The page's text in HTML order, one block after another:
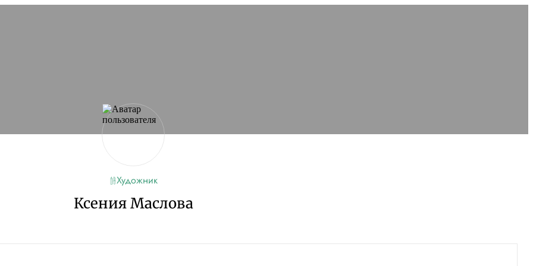
Художник
Ксения Маслова